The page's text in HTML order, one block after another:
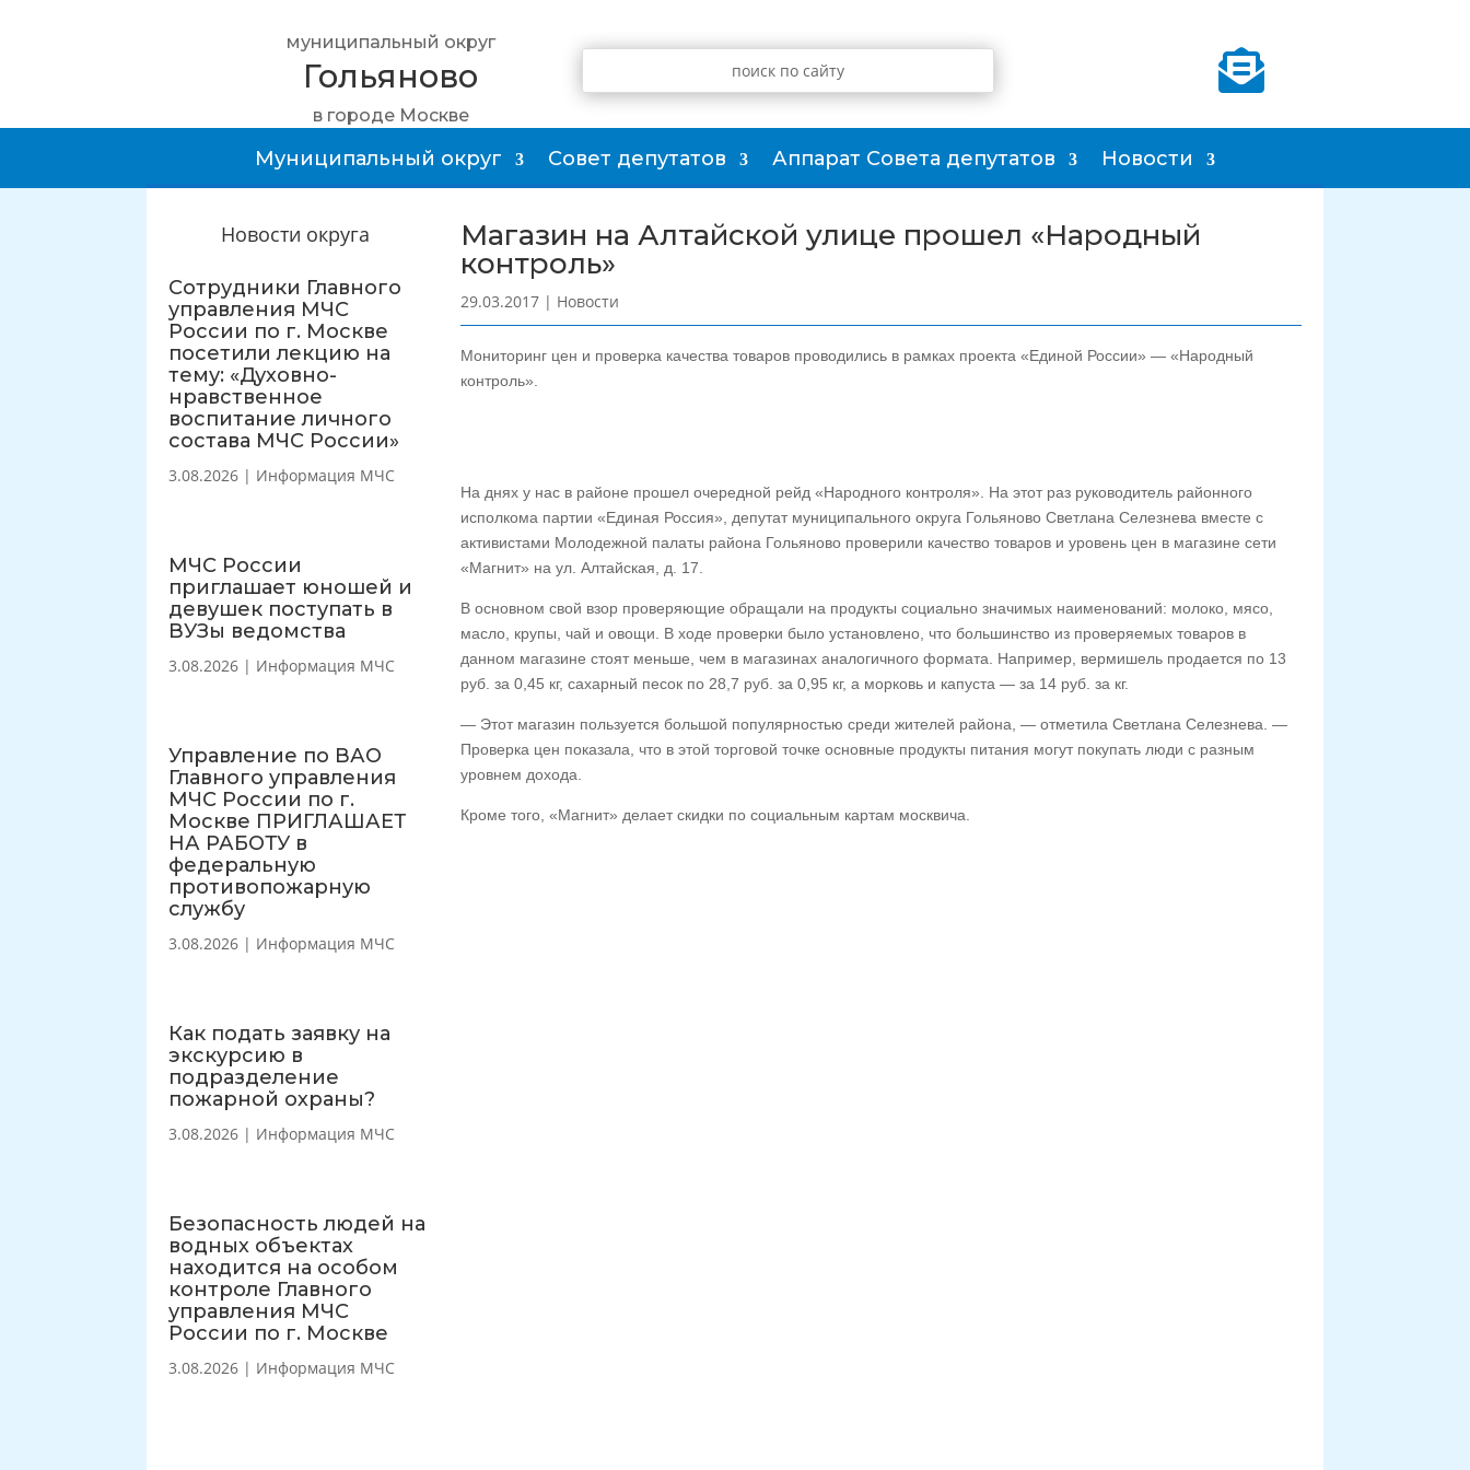
муниципальный округ
Гольяново
в городе Москве

Муниципальный округ Совет депутатов Аппарат Совета депутатов Новости
Новости округа
Сотрудники Главного
управления МЧС
России по г. Москве
посетили лекцию на
тему: «Духовно-
нравственное
воспитание личного
состава МЧС России»
3.08.2026 | Информация МЧС
МЧС России
приглашает юношей и
девушек поступать в
ВУЗы ведомства
3.08.2026 | Информация МЧС
Управление по ВАО
Главного управления
МЧС России по г.
Москве ПРИГЛАШАЕТ
НА РАБОТУ в
федеральную
противопожарную
службу
3.08.2026 | Информация МЧС
Как подать заявку на
экскурсию в
подразделение
пожарной охраны?
3.08.2026 | Информация МЧС
Безопасность людей на
водных объектах
находится на особом
контроле Главного
управления МЧС
России по г. Москве
3.08.2026 | Информация МЧС
Магазин на Алтайской улице прошел «Народный
контроль»
29.03.2017| Новости
Мониторинг цен и проверка качества товаров проводились в рамках проекта «Единой России» — «Народный
контроль».
На днях у нас в районе прошел очередной рейд «Народного контроля». На этот раз руководитель районного
исполкома партии «Единая Россия», депутат муниципального округа Гольяново Светлана Селезнева вместе с
активистами Молодежной палаты района Гольяново проверили качество товаров и уровень цен в магазине сети
«Магнит» на ул. Алтайская, д. 17.
В основном свой взор проверяющие обращали на продукты социально значимых наименований: молоко, мясо,
масло, крупы, чай и овощи. В ходе проверки было установлено, что большинство из проверяемых товаров в
данном магазине стоят меньше, чем в магазинах аналогичного формата. Например, вермишель продается по 13
руб. за 0,45 кг, сахарный песок по 28,7 руб. за 0,95 кг, а морковь и капуста — за 14 руб. за кг.
— Этот магазин пользуется большой популярностью среди жителей района, — отметила Светлана Селезнева. —
Проверка цен показала, что в этой торговой точке основные продукты питания могут покупать люди с разным
уровнем дохода.
Кроме того, «Магнит» делает скидки по социальным картам москвича.